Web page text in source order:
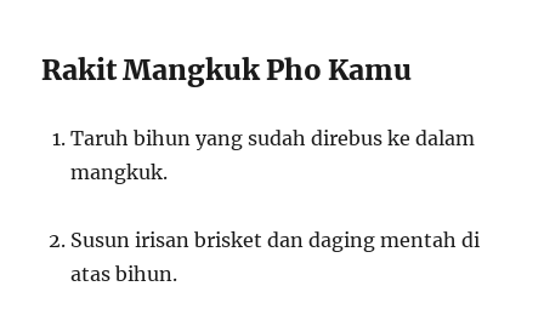
Rakit Mangkuk Pho Kamu
Taruh bihun yang sudah direbus ke dalam
mangkuk.
Susun irisan brisket dan daging mentah di
atas bihun.